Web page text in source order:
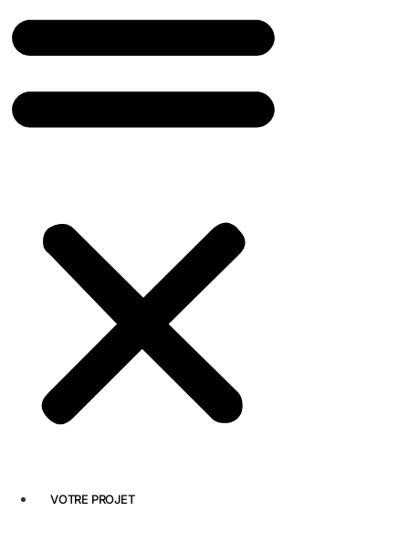
VOTRE PROJET